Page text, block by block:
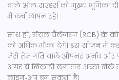
वाले ऑल‑राउंडर्स को मुख्य भूमिका
में लचीलापन रहे।
साथ ही, रॉयल चैलेंजरज़ (RCB) के
को अधिक मौका देंगे। इस सीजन में
जैसे तेज़ गति वाले ओपनर अर्नव और
अगर ये खिलाड़ी लगातार अच्छा खेलें
लाइन‑अप बन सकती है।